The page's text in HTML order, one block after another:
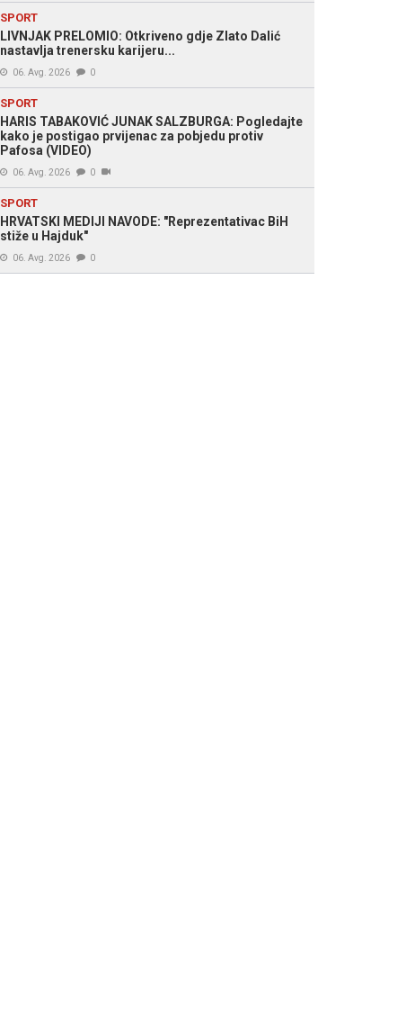
SPORT
LIVNJAK PRELOMIO: Otkriveno gdje Zlato Dalić
nastavlja trenersku karijeru...
06. Avg. 2026 0
SPORT
HARIS TABAKOVIĆ JUNAK SALZBURGA: Pogledajte
kako je postigao prvijenac za pobjedu protiv
Pafosa (VIDEO)
06. Avg. 2026 0
SPORT
HRVATSKI MEDIJI NAVODE: "Reprezentativac BiH
stiže u Hajduk"
06. Avg. 2026 0